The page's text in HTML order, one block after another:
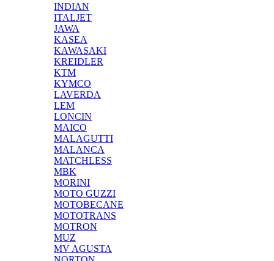
INDIAN
ITALJET
JAWA
KASEA
KAWASAKI
KREIDLER
KTM
KYMCO
LAVERDA
LEM
LONCIN
MAICO
MALAGUTTI
MALANCA
MATCHLESS
MBK
MORINI
MOTO GUZZI
MOTOBECANE
MOTOTRANS
MOTRON
MUZ
MV AGUSTA